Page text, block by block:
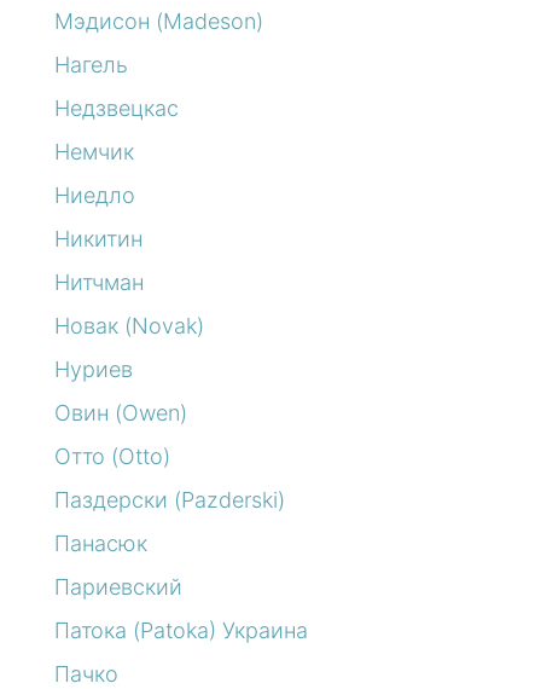
Мэдисон (Madeson)
Нагель
Недзвецкас
Немчик
Ниедло
Никитин
Нитчман
Новак (Novak)
Нуриев
Овин (Owen)
Отто (Otto)
Паздерски (Pazderski)
Панасюк
Париевский
Патока (Patoka) Украина
Пачко